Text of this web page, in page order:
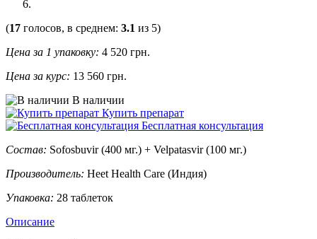
(17 голосов, в среднем: 3.1 из 5)
Цена за 1 упаковку: 4 520 грн.
Цена за курс: 13 560 грн.
В наличии
Купить препарат
Бесплатная консультация
Состав: Sofosbuvir (400 мг.) + Velpatasvir (100 мг.)
Производитель: Heet Health Care (Индия)
Упаковка: 28 таблеток
Описание